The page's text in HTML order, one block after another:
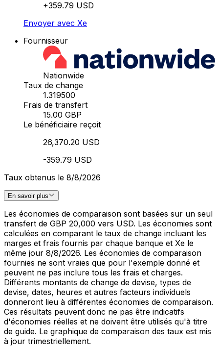
+359.79 USD
Envoyer avec Xe
Fournisseur
Nationwide
Taux de change
1.319500
Frais de transfert
15.00 GBP
Le bénéficiaire reçoit
26,370.20 USD
-359.79 USD
Taux obtenus le 8/8/2026
En savoir plus
Les économies de comparaison sont basées sur un seul
transfert de GBP 20,000 vers USD. Les économies sont
calculées en comparant le taux de change incluant les
marges et frais fournis par chaque banque et Xe le
même jour 8/8/2026. Les économies de comparaison
fournies ne sont vraies que pour l'exemple donné et
peuvent ne pas inclure tous les frais et charges.
Différents montants de change de devise, types de
devise, dates, heures et autres facteurs individuels
donneront lieu à différentes économies de comparaison.
Ces résultats peuvent donc ne pas être indicatifs
d'économies réelles et ne doivent être utilisés qu'à titre
de guide. Le graphique de comparaison des taux est mis
à jour trimestriellement.